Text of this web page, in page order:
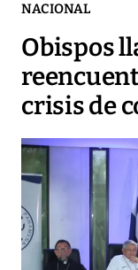
NACIONAL
Obispos
crisis de